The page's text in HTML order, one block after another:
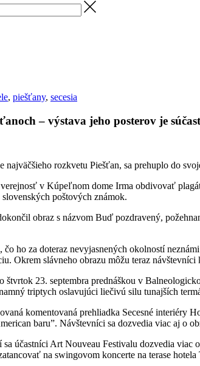
, piešťany, secesia
– výstava jeho posterov je
najväčšieho rozkvetu Piešťan, sa prehuplo do
v Kúpeľnom dome Irma obdivovať
poštových známok.
obraz s názvom Buď pozdravený,
ho za doteraz nevyjasnených okolností
Okrem slávneho obrazu môžu teraz
23. septembra prednáškou v
triptych oslavujúci liečivú silu tunajších
komentovaná prehliadka Secesné interiéry
baru”. Návštevníci sa dozvedia viac aj o
účastníci Art Nouveau Festivalu dozvedia
na swingovom koncerte na terase hotela